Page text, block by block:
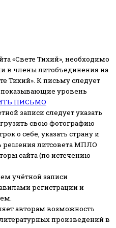
«Свете Тихий», необходимо
в члены литобъединения на
Тихий». К письму следует
уровень
ПИСЬМО
записи следует указать
свою фотографию
о себе, указать страну и
решения литсовета МПЛО
сайта (по истечению
учётной записи
регистрации и
авторам возможность
произведений в